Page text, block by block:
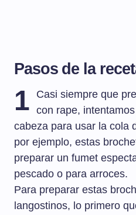
Pasos de la
1
Casi siempre que
con rape,
cabeza para usar la cola
por ejemplo, estas
preparar un fumet
pescado o para arroces.
Para preparar estas
langostinos, lo primero